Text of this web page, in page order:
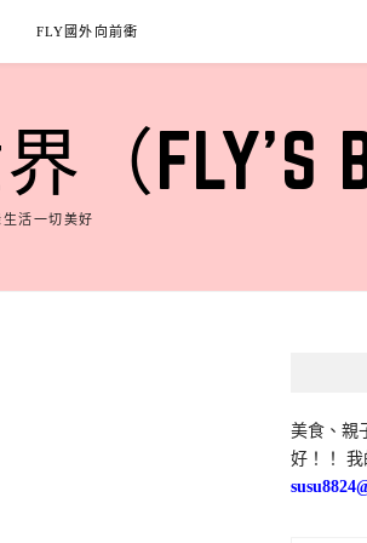
FLY國外向前衝
FLY'S
活一切美好
美食、親
好！！ 我